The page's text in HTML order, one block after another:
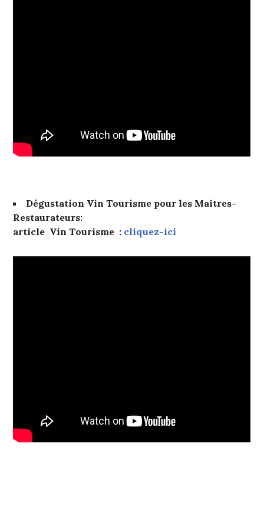
Dégustation Vin Tourisme pour les Maîtres-
Restaurateurs:
article Vin Tourisme : cliquez-ici